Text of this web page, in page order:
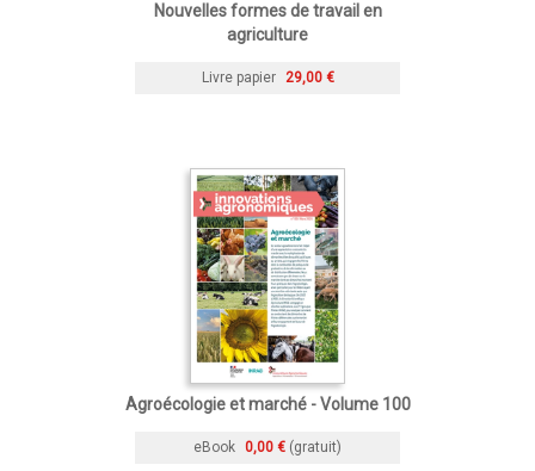
Nouvelles formes de travail en
agriculture
Livre papier 29,00 €
Agroécologie et marché - Volume 100
eBook 0,00 € (gratuit)